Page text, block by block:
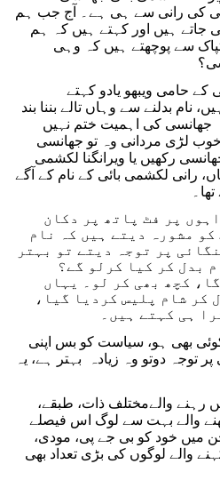
کی رانی سے ہی ہے۔ آج جب ہم
جاتے ہیں اور کہتے ہیں کہ ہم
سے پوچھتے ہیں کہ وہی
کے حامی ویبھو یادو کہتے
نام بدلنے سے وہاں تالے بننا بند
جھانسی کی اہمیت ختم نہیں
لڑی مردانی وہ تو جھانسی
رکھیں یا ویرانگنا لکشمی
رانی لکشمی بائی کے نام کے آگے
پر فٹ پاتھ پر دکان
کو مشورہ دیتے ہیں کہ نام
پر توجہ دیتے تو بہتر
بدل کر کیا کرلو گے؟
کچھ بھی کر لو۔ یہاں
کر شام پلیس کردیا گیا،
ہی کہتے ہیں۔
بھی ہو، سیاست کو بس اپنی
توجہ دوتو وہ زیادہ بہتر ہے، یہ
والےمختلف ذات، طبقے،
والے بہت سے لوگ اس فیصلے
میں خود کو بی جے پی، مودی،
والے لوگوں کی بڑی تعداد بھی